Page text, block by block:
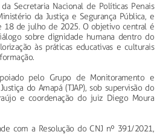
Secretaria Nacional de Políticas Penais
da Justiça e Segurança Pública, e
18 de julho de 2025. O objetivo central é
sobre dignidade humana dentro do
às práticas educativas e culturais
pelo Grupo de Monitoramento e
do Amapá (TJAP), sob supervisão do
e coordenação do juiz Diego Moura
com a Resolução do CNJ nº 391/2021,